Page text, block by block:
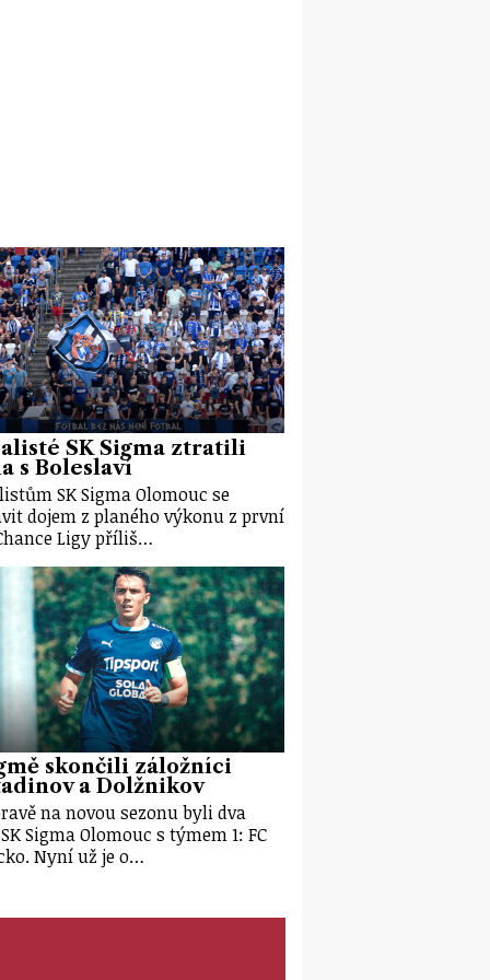
SK Sigma ztratili
s Boleslaví
SK Sigma Olomouc se
dojem z planého výkonu z první
Ligy příliš…
skončili záložníci
a Dolžnikov
na novou sezonu byli dva
Sigma Olomouc s týmem 1: FC
Nyní už je o…